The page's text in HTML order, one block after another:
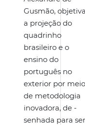
Gusmão,
a projeção do
quadrinho
brasileiro e o
ensino do
português no
exterior por meio
de metodologia
inovadora, de -
senhada para ser